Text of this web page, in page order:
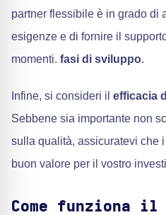
partner flessibile è in grado di
esigenze e di fornire il
momenti. fasi di sviluppo.
Infine, si consideri il efficacia
Sebbene sia importante non
sulla qualità, assicuratevi che
buon valore per il vostro
Come funziona il